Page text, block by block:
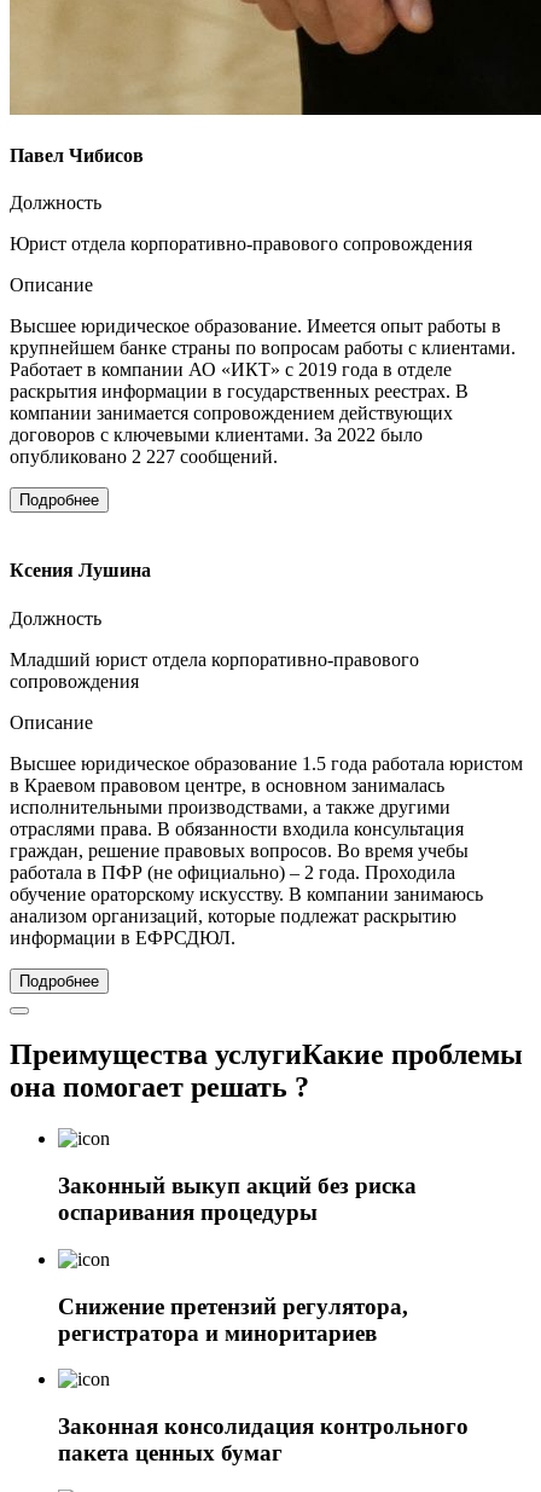
Павел Чибисов
Должность
Юрист отдела корпоративно-правового сопровождения
Описание
Высшее юридическое образование. Имеется опыт работы в
крупнейшем банке страны по вопросам работы с клиентами.
Работает в компании АО «ИКТ» с 2019 года в отделе
раскрытия информации в государственных реестрах. В
компании занимается сопровождением действующих
договоров с ключевыми клиентами. За 2022 было
опубликовано 2 227 сообщений.
Подробнее
Ксения Лушина
Должность
Младший юрист отдела корпоративно-правового
сопровождения
Описание
Высшее юридическое образование 1.5 года работала юристом
в Краевом правовом центре, в основном занималась
исполнительными производствами, а также другими
отраслями права. В обязанности входила консультация
граждан, решение правовых вопросов. Во время учебы
работала в ПФР (не официально) – 2 года. Проходила
обучение ораторскому искусству. В компании занимаюсь
анализом организаций, которые подлежат раскрытию
информации в ЕФРСДЮЛ.
Подробнее
Преимущества услугиКакие проблемы
она помогает решать ?
Законный выкуп акций без риска
оспаривания процедуры
Снижение претензий регулятора,
регистратора и миноритариев
Законная консолидация контрольного
пакета ценных бумаг